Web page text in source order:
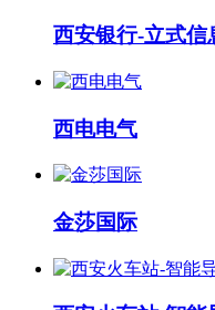
西安银行-立式信
西电电气
金莎国际